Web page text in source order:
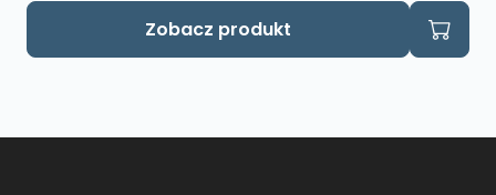
Zobacz produkt